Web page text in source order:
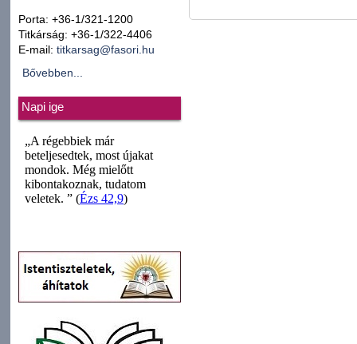
Porta: +36-1/321-1200
Titkárság: +36-1/322-4406
E-mail: titkarsag@fasori.hu
Bővebben...
Napi ige